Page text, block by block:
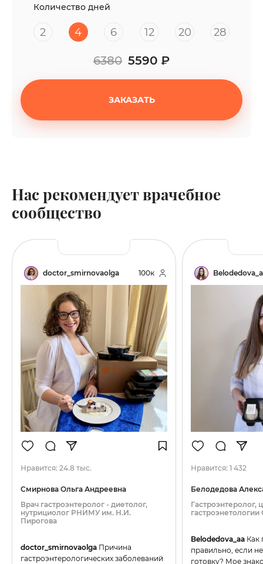
Количество дней
2 4 6 12 20 28
6380 5590 ₽
ЗАКАЗАТЬ
Нас рекомендует врачебное
сообщество
doctor_smirnovaolga 100к
Нравится: 24.8 тыс.
Смирнова Ольга Андреевна
Врач гастроэнтеролог - диетолог,
нутрициолог РНИМУ им. Н.И.
Пирогова
doctor_smirnovaolga Причина
гастроэнтерологических заболеваний
Нравится: 1 432
Белодедова
Гастроэнтеролог,
Belodedova_aa Как
правильно, если
готовку? Мое